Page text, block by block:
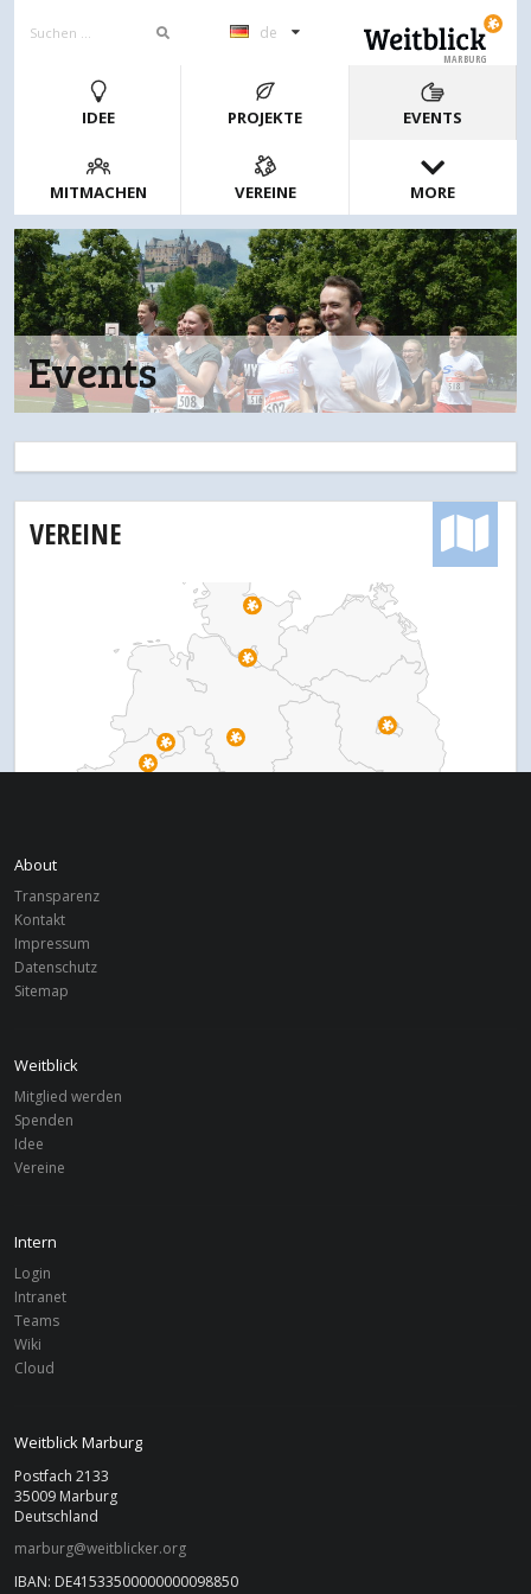
de
MARBURG
IDEE PROJEKTE EVENTS
MITMACHEN VEREINE MORE
Events
VEREINE
FILTER
Suchen
About
Transparenz
Kontakt
Impressum
Datenschutz
Sitemap
Weitblick
Mitglied werden
Spenden
Idee
Vereine
Intern
Login
Intranet
Teams
Wiki
Cloud
Weitblick Marburg
Postfach 2133
35009 Marburg
Deutschland
marburg@weitblicker.org
IBAN: DE41533500000000098850